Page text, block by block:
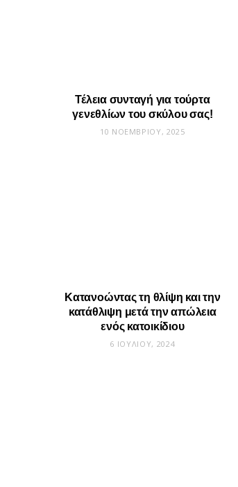
Τέλεια συνταγή για τούρτα
γενεθλίων του σκύλου σας!
10 ΝΟΕΜΒΡΊΟΥ, 2025
Κατανοώντας τη θλίψη και την
κατάθλιψη μετά την απώλεια
ενός κατοικίδιου
6 ΙΟΥΛΊΟΥ, 2024